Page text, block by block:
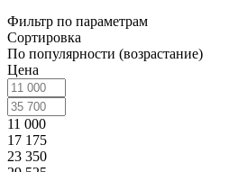
Фильтр по параметрам
Сортировка
По популярности (возрастание)
Цена
11 000
17 175
23 350